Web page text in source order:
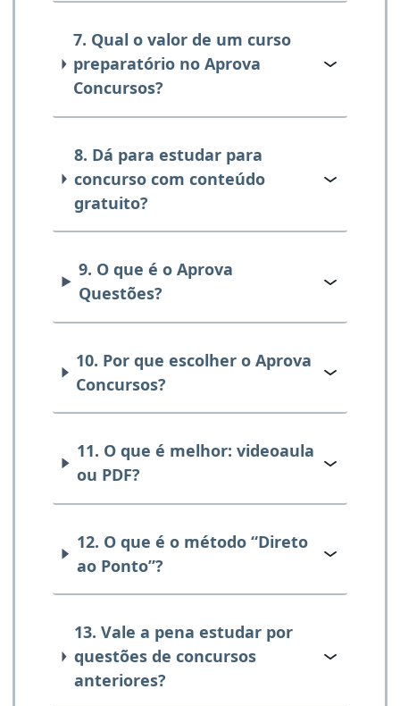
7. Qual o valor de um curso
preparatório no Aprova
Concursos?
8. Dá para estudar para
concurso com conteúdo
gratuito?
9. O que é o Aprova
Questões?
10. Por que escolher o Aprova
Concursos?
11. O que é melhor: videoaula
ou PDF?
12. O que é o método “Direto
ao Ponto”?
13. Vale a pena estudar por
questões de concursos
anteriores?